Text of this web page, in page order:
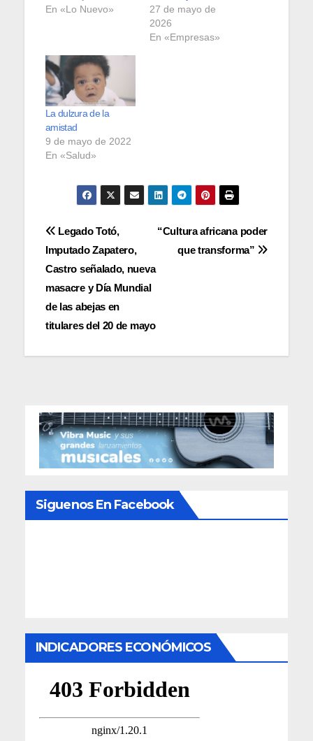
En «Lo Nuevo»
27 de mayo de
2026
En «Empresas»
La dulzura de la
amistad
9 de mayo de 2022
En «Salud»
Navegación
de
entradas
“Cultura africana poder
que transforma”
Legado Totó,
Imputado Zapatero,
Castro señalado, nueva
masacre y Día Mundial
de las abejas en
titulares del 20 de mayo
Siguenos En Facebook
INDICADORES ECONÓMICOS